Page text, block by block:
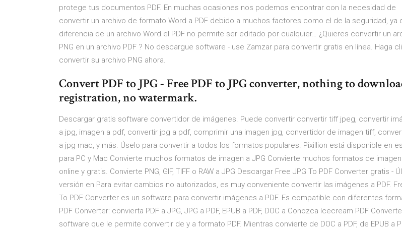
protege tus documentos PDF. En muchas ocasiones nos podemos encontrar con la necesidad de
convertir un archivo de formato Word a PDF debido a muchos factores como el de la seguridad, ya
diferencia de un archivo Word el PDF no permite ser editado por cualquier… ¿Quieres convertir un
PNG en un archivo PDF ? No descargue software - use Zamzar para convertir gratis en línea. Haga
convertir su archivo PNG ahora.
Convert PDF to JPG - Free PDF to JPG converter, nothing to
registration, no watermark.
Descargar gratis software convertidor de imágenes. Puede convertir convertir tiff jpeg, convertir
a jpg, imagen a pdf, convertir jpg a pdf, comprimir una imagen jpg, convertidor de imagen tiff,
a jpg mac, y más. Úselo para convertir a todos los formatos populares. Pixillion está disponible en
para PC y Mac Convierte muchos formatos de imagen a JPG Convierte muchos formatos de imagen
online y gratis. Convierte PNG, GIF, TIFF o RAW a JPG Descargar Free JPG To PDF Converter gratis -
versión en Para evitar cambios no autorizados, es muy conveniente convertir las imágenes a PDF.
To PDF Converter es un software para convertir imágenes a PDF. Es compatible con diferentes
PDF Converter: convierta PDF a JPG, JPG a PDF, EPUB a PDF, DOC a Conozca Icecream PDF
software que le permite convertir de y a formato PDF. Mientras convierte de DOC a PDF, de EPUB a